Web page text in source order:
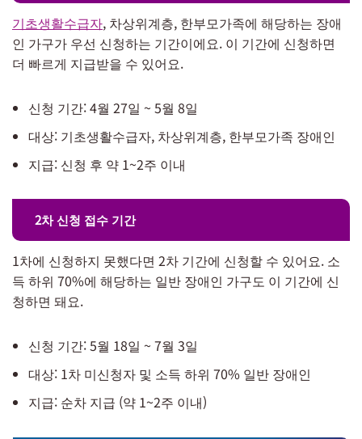
기초생활수급자, 차상위계층, 한부모가족에 해당하는 장애
인 가구가 우선 신청하는 기간이에요. 이 기간에 신청하면
더 빠르게 지급받을 수 있어요.
신청 기간: 4월 27일 ~ 5월 8일
대상: 기초생활수급자, 차상위계층, 한부모가족 장애인
지급: 신청 후 약 1~2주 이내
2차 신청 접수 기간
1차에 신청하지 못했다면 2차 기간에 신청할 수 있어요. 소
득 하위 70%에 해당하는 일반 장애인 가구도 이 기간에 신
청하면 돼요.
신청 기간: 5월 18일 ~ 7월 3일
대상: 1차 미신청자 및 소득 하위 70% 일반 장애인
지급: 순차 지급 (약 1~2주 이내)